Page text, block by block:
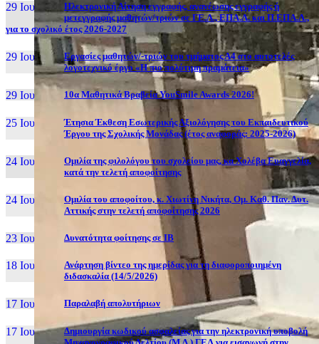
29 Ιουν, 26
Ηλεκτρονική Αίτηση εγγραφής, ανανέωσης εγγραφής ή
μετεγγραφής μαθητών/τριών σε ΓΕ.Λ., ΕΠΑ.Λ. και Π.ΕΠΑ.Λ.,
για το σχολικό έτος 2026-2027
29 Ιουν, 26
Εργασίες μαθητών/-τριών του τμήματος Α4 στο αυτοτελές
λογοτεχνικό έργο «Η πιο πολύτιμη πραμάτεια»
29 Ιουν, 26 10α Μαθητικά Βραβεία YouSmile Awards 2026!
25 Ιουν, 26
Έτησια Έκθεση Εσωτερικής Αξιολόγησης του Εκπαιδευτικού
Έργου της Σχολικής Μονάδας (έτος αναφοράς: 2025-2026)
24 Ιουν, 26
Ομιλία της φιλολόγου του σχολείου μας, κα Χολέβα Ευαγγελία,
κατά την τελετή αποφοίτησης
24 Ιουν, 26
Ομιλία του αποφοίτου, κ. Χιωτίνη Νικήτα, Ομ. Καθ. Παν. Δυτ.
Αττικής στην τελετή αποφοίτησης 2026
23 Ιουν, 26 Δυνατότητα φοίτησης σε ΙΒ
18 Ιουν, 26
Ανάρτηση βίντεο της ημερίδας για τη διαφοροποιημένη
διδασκαλία (14/5/2026)
17 Ιουν, 26 Παραλαβή απολυτήριων
17 Ιουν, 26
Δημιουργία κωδικού ασφαλείας για την ηλεκτρονική υποβολή